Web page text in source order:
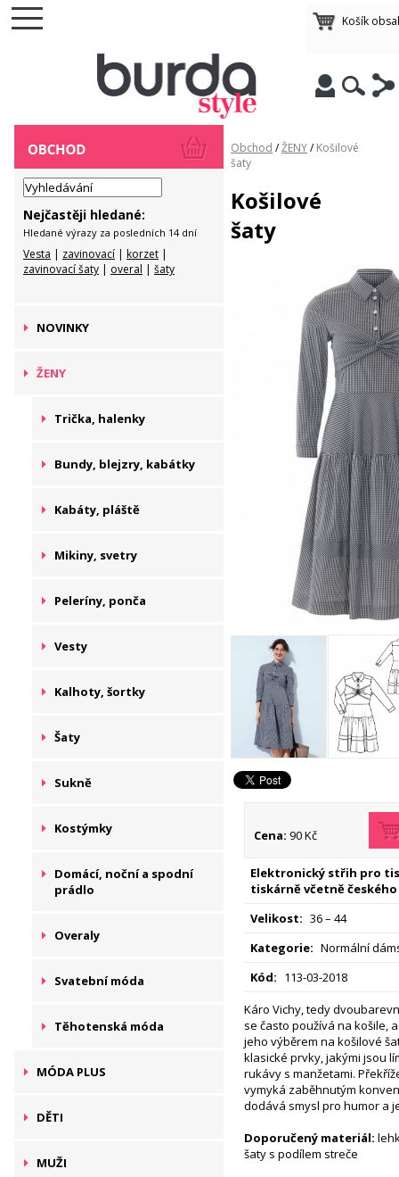
Košík
Nejčastěji hledané:
Hledané výrazy za posledních 14 dní
Vesta | zavinovací | korzet |
zavinovací šaty | overal | šaty
NOVINKY
ŽENY
Trička, halenky
Bundy, blejzry, kabátky
Kabáty, pláště
Mikiny, svetry
Peleríny, ponča
Vesty
Kalhoty, šortky
Šaty
Sukně
Kostýmky
Domácí, noční a spodní
prádlo
Overaly
Svatební móda
Těhotenská móda
MÓDA PLUS
DĚTI
MUŽI
Obchod /ŽENY/ Košilové
šaty
Košilové
šaty
Cena: 90 Kč
Elektronický střih pro
tiskárně včetně českého
Velikost: 36 – 44
Kategorie: Normální
Kód: 113-03-2018
Káro Vichy, tedy
se často používá na košile,
jeho výběrem na košilové
klasické prvky, jakými jsou
rukávy s manžetami.
vymyká zaběhnutým
dodává smysl pro humor a
Doporučený materiál:
šaty s podílem streče